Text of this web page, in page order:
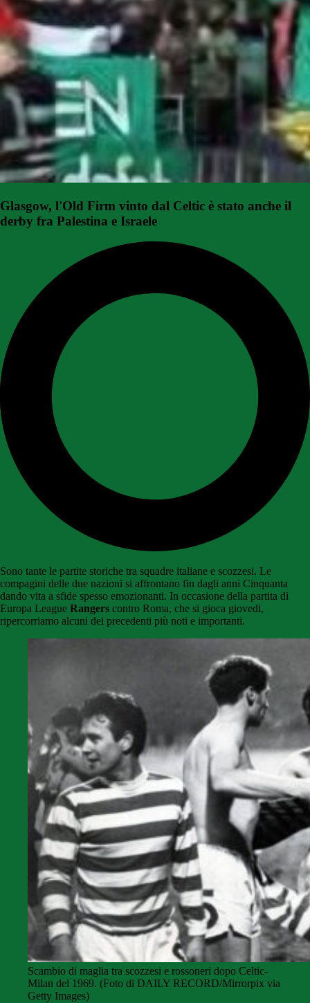
Glasgow, l'Old Firm vinto dal Celtic è stato anche il
derby fra Palestina e Israele
Sono tante le partite storiche tra squadre italiane e scozzesi. Le
compagini delle due nazioni si affrontano fin dagli anni Cinquanta
dando vita a sfide spesso emozionanti. In occasione della partita di
Europa League Rangers contro Roma, che si gioca giovedi,
ripercorriamo alcuni dei precedenti più noti e importanti.
Scambio di maglia tra scozzesi e rossoneri dopo Celtic-
Milan del 1969. (Foto di DAILY RECORD/Mirrorpix via
Getty Images)